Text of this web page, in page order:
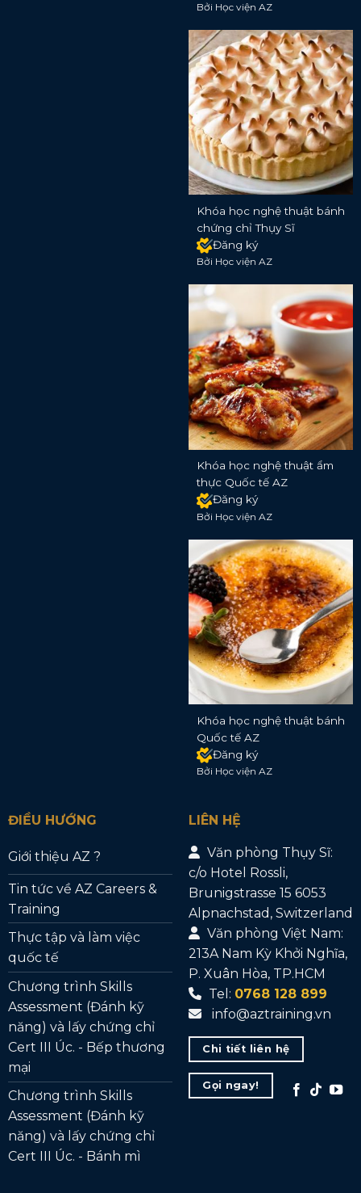
Bởi Học viện AZ
Khóa học nghệ thuật bánh
chứng chỉ Thụy Sĩ
Đăng ký
Bởi Học viện AZ
Khóa học nghệ thuật ẩm
thực Quốc tế AZ
Đăng ký
Bởi Học viện AZ
Khóa học nghệ thuật bánh
Quốc tế AZ
Đăng ký
Bởi Học viện AZ
ĐIỀU HƯỚNG
Giới thiệu AZ ?
Tin tức về AZ Careers &
Training
Thực tập và làm việc
quốc tế
Chương trình Skills
Assessment (Đánh kỹ
năng) và lấy chứng chỉ
Cert III Úc. - Bếp thương
mại
Chương trình Skills
Assessment (Đánh kỹ
năng) và lấy chứng chỉ
Cert III Úc. - Bánh mì
LIÊN HỆ
Văn phòng Thụy Sĩ:
c/o Hotel Rossli,
Brunigstrasse 15 6053
Alpnachstad, Switzerland
Văn phòng Việt Nam:
213A Nam Kỳ Khởi Nghĩa,
P. Xuân Hòa, TP.HCM
Tel: 0768 128 899
info@aztraining.vn
Chi tiết liên hệ
Gọi ngay!